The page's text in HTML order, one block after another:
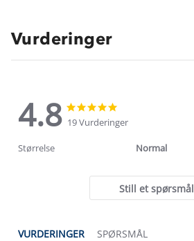
Vurderinger
4.8
4.8
star
rating
star
rating
19 Vurderinger
Størrelse Normal
Still et spørsmål
VURDERINGER SPØRSMÅL